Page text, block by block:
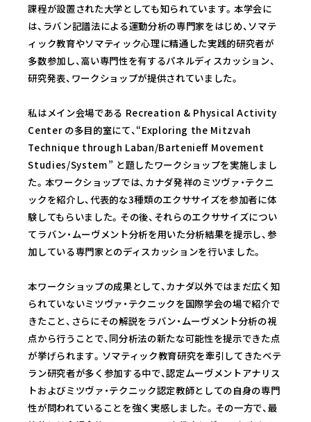
課程が設置された大学としても知られています。本学会に
は、ラバン記譜法による運動分析の専門家をはじめ、ソマテ
ィック教育やソマティック心理に精通した実践的研究者が
多数参加し、高い専門性を有するパネルディスカッション、
研究発表、ワークショップが提供されていました。
私はメイン会場である Recreation & Physical Activity
Center の多目的室にて、“Exploring the Mitzvah
Technique through Laban/Bartenieff Movement
Studies/System” と題したワークショップを実施しまし
た。本ワークショップでは、カナダ発祥のミツヴァ・テクニ
ックを紹介し、代表的な3種類のエクササイズを参加者に体
験してもらいました。その後、それらのエクササイズについ
てラバン・ムーヴメント分析を用いた分析結果を提示し、参
加している専門家とのディスカッションを行いました。
本ワークショップの成果として、カナダ以外ではまだ広く知
られていないミツヴァ・テクニックを国際学会の場で紹介で
きたこと、さらにその解説をラバン・ムーヴメント分析の視
点から行うことで、同分析法の新たな可能性を提示できた点
が挙げられます。ソマティック教育研究を牽引してきたベテ
ラン研究者が多く参加する中で、認定ムーヴメントアナリス
トおよびミツヴァ・テクニック認定教師としての自身の専門
性が問われていることを強く実感しました。その一方で、最